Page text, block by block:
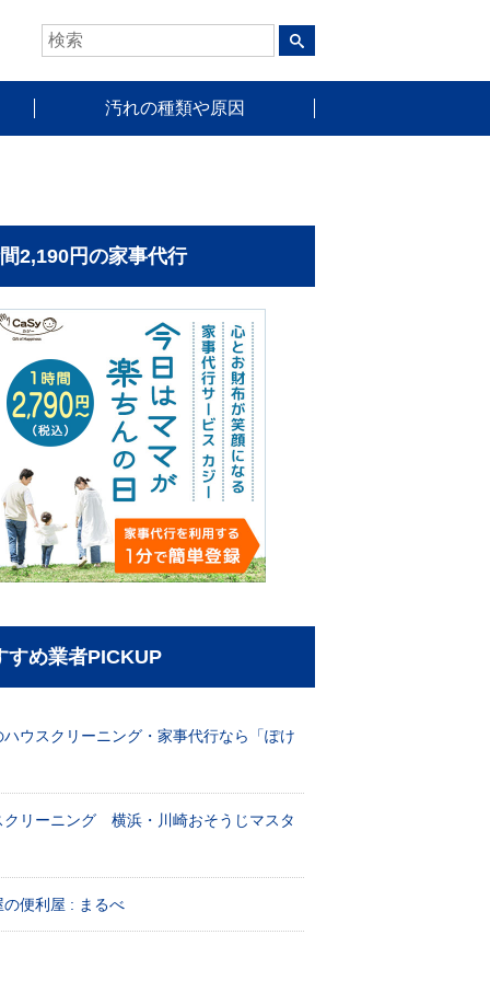
汚れの種類や原因
2,190円の家事代行
すめ業者PICKUP
ハウスクリーニング・家事代行なら「ぽけ
クリーニング 横浜・川崎おそうじマスタ
の便利屋 : まるべ